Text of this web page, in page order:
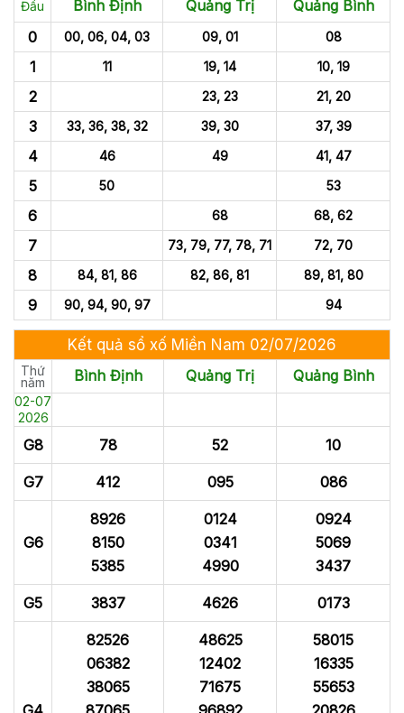
Đầu Bình Định Quảng Trị
Quảng Bình
0
00, 06, 04, 03 09, 01 08
1 11 19, 14 10, 19
2 23, 23 21, 20
3 33, 36, 38, 32 39, 30 37, 39
4 46 49 41, 47
5 50 53
6 68 68, 62
7 73, 79, 77, 78, 71 72, 70
8 84, 81, 86 82, 86, 81 89, 81, 80
9 90, 94, 90, 97 94
Kết quả sổ xố Miền Nam 02/07/2026
Thứ
năm Bình Định Quảng Trị Quảng Bình
02-07
2026
G8 78 52 10
G7 412 095 086
G6
8926
8150
5385
0124
0341
4990
0924
5069
3437
G5 3837 4626 0173
82526
06382
38065
48625
12402
71675
58015
16335
55653